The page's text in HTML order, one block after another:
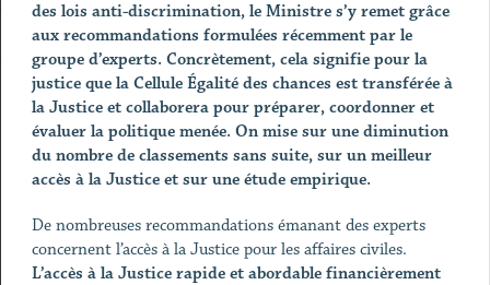
des lois anti-discrimination, le Ministre s’y remet grâce
aux recommandations formulées récemment par le
groupe d’experts. Concrètement, cela signifie pour la
justice que la Cellule Égalité des chances est transférée à
la Justice et collaborera pour préparer, coordonner et
évaluer la politique menée. On mise sur une diminution
du nombre de classements sans suite, sur un meilleur
accès à la Justice et sur une étude empirique.
De nombreuses recommandations émanant des experts
concernent l’accès à la Justice pour les affaires civiles.
L’accès à la Justice rapide et abordable financièrement